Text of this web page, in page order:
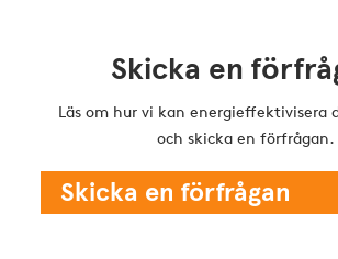
Skicka en
Läs om hur vi kan energieffektivisera
och skicka en förfrågan.
Skicka en förfrågan